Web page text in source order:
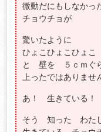
微動だにもしなかっ
チョウチョが
驚いたように
ひょこひょこひょこ
と 壁を ５ｃｍぐ
上ったではありませ
あ！ 生きている！
そう 知った わた